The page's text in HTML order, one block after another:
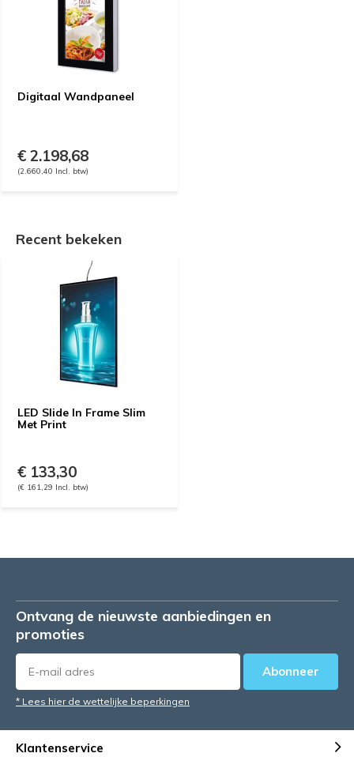
Digitaal Wandpaneel
€ 2.198,68
(2.660,40 Incl. btw)
Recent bekeken
LED Slide In Frame Slim
Met Print
€ 133,30
(€ 161,29 Incl. btw)
Ontvang de nieuwste aanbiedingen en
promoties
Abonneer
* Lees hier de wettelijke beperkingen
Klantenservice